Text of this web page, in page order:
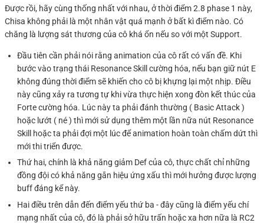
Được rồi, hãy cùng thống nhất với nhau, ở thời điểm 2.8 phase 1 này,
Chisa không phải là một nhân vật quá mạnh ở bất kì điểm nào. Có
chăng là lượng sát thương của cô khá ổn nếu so với một Support.
Đầu tiên cần phải nói rằng animation của cô rất có vấn đề. Khi
bước vào trạng thái Resonance Skill cường hóa, nếu bạn giữ nút E
không đúng thời điểm sẽ khiến cho cô bị khựng lại một nhịp. Điều
này cũng xảy ra tương tự khi vừa thực hiện xong đòn kết thúc của
Forte cường hóa. Lúc này ta phải đánh thường ( Basic Attack )
hoặc lướt ( né ) thì mới sử dụng thêm một lần nữa nút Resonance
Skill hoặc ta phải đợi một lúc để animation hoàn toàn chấm dứt thì
mới thi triển được.
Thứ hai, chính là khả năng giảm Def của cô, thực chất chỉ những
đồng đội có khả năng gắn hiệu ứng xấu thì mới hưởng được lượng
buff đáng kể này.
Hai điều trên dẫn đến điểm yếu thứ ba - đây cũng là điểm yếu chí
mạng nhất của cô, đó là phải sở hữu trấn hoặc xa hơn nữa là RC2